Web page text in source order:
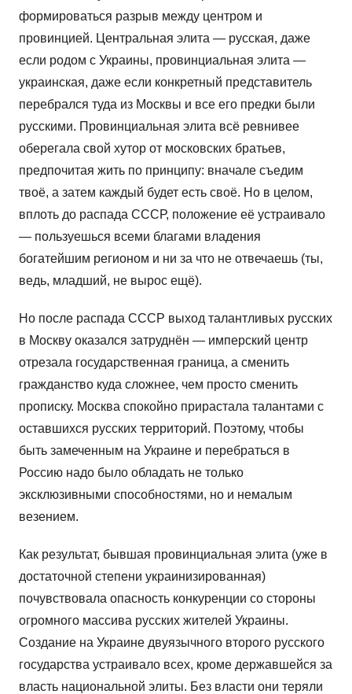
формироваться разрыв между центром и
провинцией. Центральная элита — русская, даже
если родом с Украины, провинциальная элита —
украинская, даже если конкретный представитель
перебрался туда из Москвы и все его предки были
русскими. Провинциальная элита всё ревнивее
оберегала свой хутор от московских братьев,
предпочитая жить по принципу: вначале съедим
твоё, а затем каждый будет есть своё. Но в целом,
вплоть до распада СССР, положение её устраивало
— пользуешься всеми благами владения
богатейшим регионом и ни за что не отвечаешь (ты,
ведь, младший, не вырос ещё).
Но после распада СССР выход талантливых русских
в Москву оказался затруднён — имперский центр
отрезала государственная граница, а сменить
гражданство куда сложнее, чем просто сменить
прописку. Москва спокойно прирастала талантами с
оставшихся русских территорий. Поэтому, чтобы
быть замеченным на Украине и перебраться в
Россию надо было обладать не только
эксклюзивными способностями, но и немалым
везением.
Как результат, бывшая провинциальная элита (уже в
достаточной степени украинизированная)
почувствовала опасность конкуренции со стороны
огромного массива русских жителей Украины.
Создание на Украине двуязычного второго русского
государства устраивало всех, кроме державшейся за
власть национальной элиты. Без власти они теряли